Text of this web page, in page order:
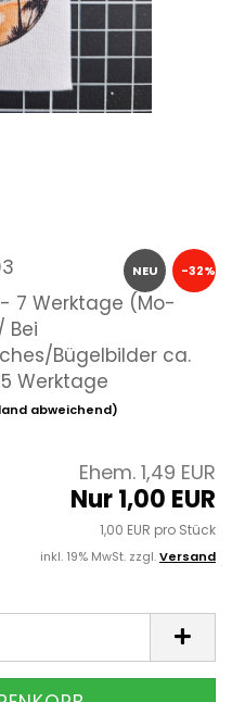
NEU -32%
7 Werktage (Mo-
Bei
Bügelbilder ca.
Werktage
abweichend)
Ehem. 1,49 EUR
Nur 1,00 EUR
1,00 EUR pro Stück
inkl. 19% MwSt. zzgl.Versand